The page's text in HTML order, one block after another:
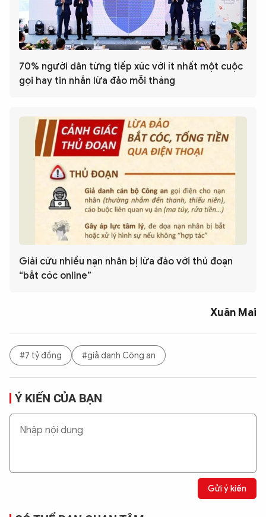
70% người dân từng tiếp xúc với ít nhất một cuộc
gọi hay tin nhắn lừa đảo mỗi tháng
Giải cứu nhiều nạn nhân bị lừa đảo với thủ đoạn
“bắt cóc online”
Xuân Mai
#7 tỷ đồng #giả danh Công an
Ý KIẾN CỦA BẠN
Gửi ý kiến